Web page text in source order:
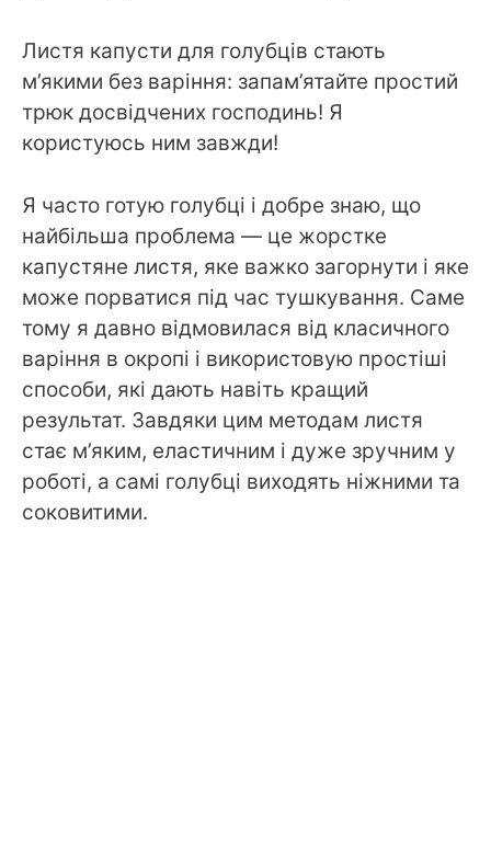
Листя капусти для голубців стають
м’якими без варіння: запам’ятайте простий
трюк досвідчених господинь! Я
користуюсь ним завжди!
Я часто готую голубці і добре знаю, що
найбільша проблема — це жорстке
капустяне листя, яке важко загорнути і яке
може порватися під час тушкування. Саме
тому я давно відмовилася від класичного
варіння в окропі і використовую простіші
способи, які дають навіть кращий
результат. Завдяки цим методам листя
стає м’яким, еластичним і дуже зручним у
роботі, а самі голубці виходять ніжними та
соковитими.